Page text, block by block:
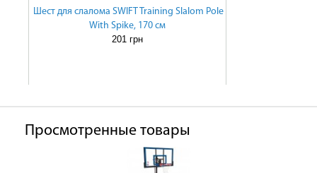
Шест для слалома SWIFT Training Slalom Pole
With Spike, 170 см
201 грн
Просмотренные товары